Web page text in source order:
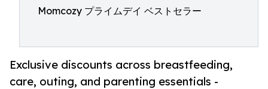
Momcozy プライムデイ ベストセラー
Exclusive discounts across breastfeeding,
care, outing, and parenting essentials -